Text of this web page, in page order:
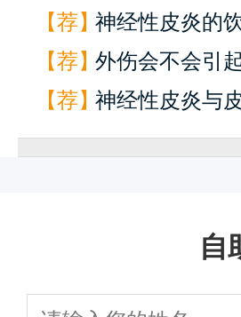
【荐】神经性皮炎的
【荐】外伤会不会引
【荐】神经性皮炎与
自
快
1